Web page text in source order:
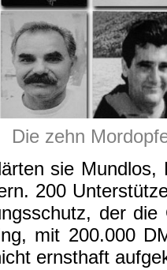
Die zehn
sie Mundlos,
200
der
mit 200.000
ernsthaft